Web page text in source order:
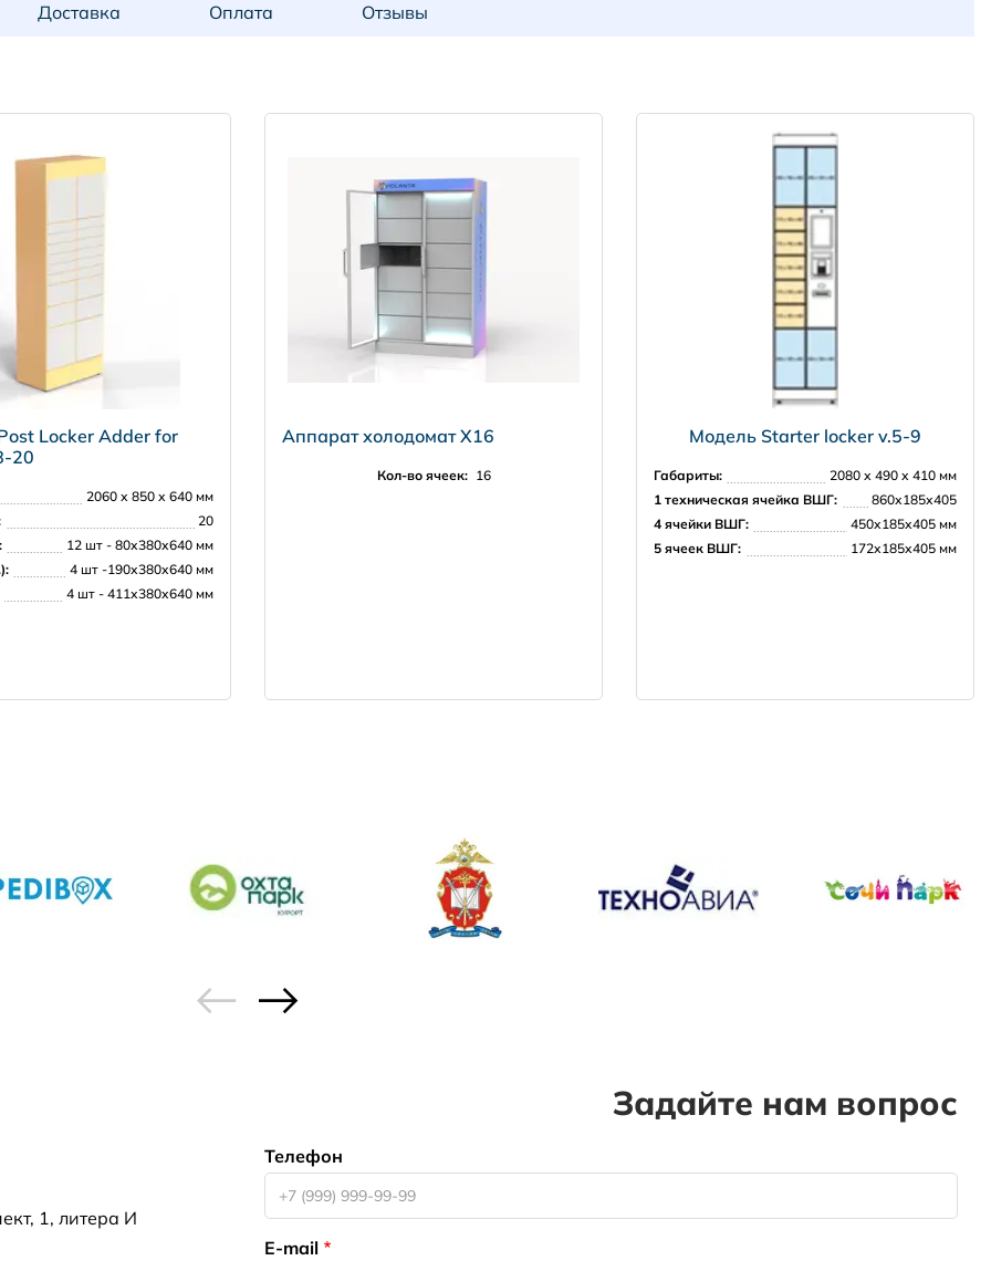
Доставка Оплата Отзывы
0,8 мм
Locker Adder for
20
2060 х 850 х 640 мм
20
12 шт - 80х380х640 мм
4 шт -190х380х640 мм
4 шт - 411х380х640 мм
Аппарат холодомат Х16
Кол-во ячеек: 16
Модель Starter locker v.5-9
Габариты:
2080 х 490 х 410 мм
1 техническая ячейка ВШГ:
860х185х405
4 ячейки ВШГ:
450х185х405 мм
5 ячеек ВШГ:
172х185х405 мм
1, литера И
Задайте нам вопрос
Телефон
E-mail